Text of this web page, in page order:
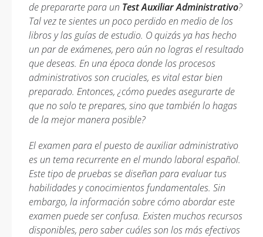
de prepararte para un Test Auxiliar Administrativo?
Tal vez te sientes un poco perdido en medio de los
libros y las guías de estudio. O quizás ya has hecho
un par de exámenes, pero aún no logras el resultado
que deseas. En una época donde los procesos
administrativos son cruciales, es vital estar bien
preparado. Entonces, ¿cómo puedes asegurarte de
que no solo te prepares, sino que también lo hagas
de la mejor manera posible?
El examen para el puesto de auxiliar administrativo
es un tema recurrente en el mundo laboral español.
Este tipo de pruebas se diseñan para evaluar tus
habilidades y conocimientos fundamentales. Sin
embargo, la información sobre cómo abordar este
examen puede ser confusa. Existen muchos recursos
disponibles, pero saber cuáles son los más efectivos